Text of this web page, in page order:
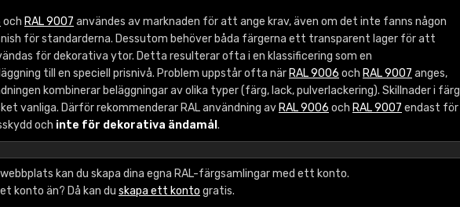
och RAL 9007 användes av marknaden för att ange krav, även om det inte fanns någon
för standarderna. Dessutom behöver båda färgerna ett transparent lager för att
för dekorativa ytor. Detta resulterar ofta i en klassificering som en
till en speciell prisnivå. Problem uppstår ofta när RAL 9006 och RAL 9007 anges,
kombinerar beläggningar av olika typer (färg, lack, pulverlackering). Skillnader i färg
vanliga. Därför rekommenderar RAL användning av RAL 9006 och RAL 9007 endast för
och inte för dekorativa ändamål .
webbplats kan du skapa dina egna RAL-färgsamlingar med ett konto.
konto än? Då kan du skapa ett konto gratis.
Windows